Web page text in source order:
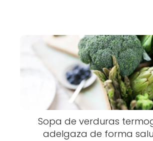
Sopa de verduras
adelgaza de forma